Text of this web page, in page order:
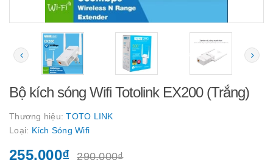
Bộ kích sóng Wifi Totolink EX200 (Trắng)
Thương hiệu:TOTO LINK
Loại: Kích Sóng Wifi
255.000₫ 290.000₫